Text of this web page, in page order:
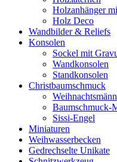
Holzanhänger
Holz Deco
Wandbilder & Reliefs
Konsolen
Sockel mit
Wandkonsolen
Standkonsolen
Christbaumschmuck
Baumschmuck-
Sissi-Engel
Miniaturen
Weihwasserbecken
Gedrechselte Unikate